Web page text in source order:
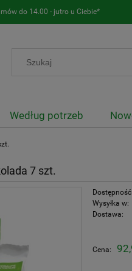
do 14.00 - jutro u Ciebie*
Według potrzeb
7 szt.
Dostępność:
Wysyłka w:
Dostawa:
Cena: